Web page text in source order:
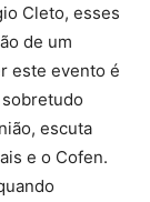
Cleto, esses
de um
este evento é
escuta
e o Cofen.